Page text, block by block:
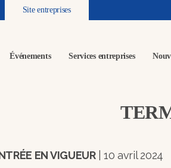
Site entreprises
Événements Services entreprises
EN VIGUEUR | 10 avril 2024